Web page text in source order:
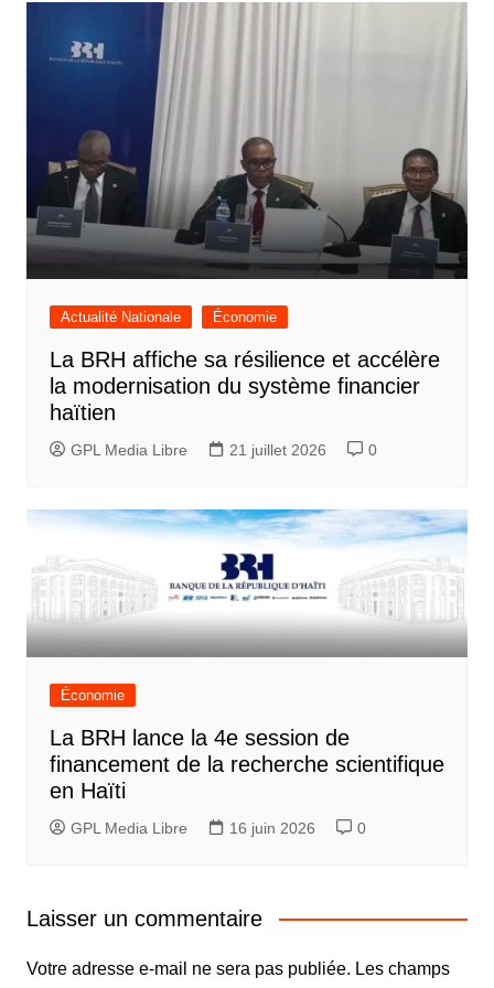
Actualité Nationale Économie
La BRH affiche sa résilience et accélère
la modernisation du système financier
haïtien
GPL Media Libre 21 juillet 2026 0
Économie
La BRH lance la 4e session de
financement de la recherche scientifique
en Haïti
GPL Media Libre 16 juin 2026 0
Laisser un commentaire
Votre adresse e-mail ne sera pas publiée. Les champs